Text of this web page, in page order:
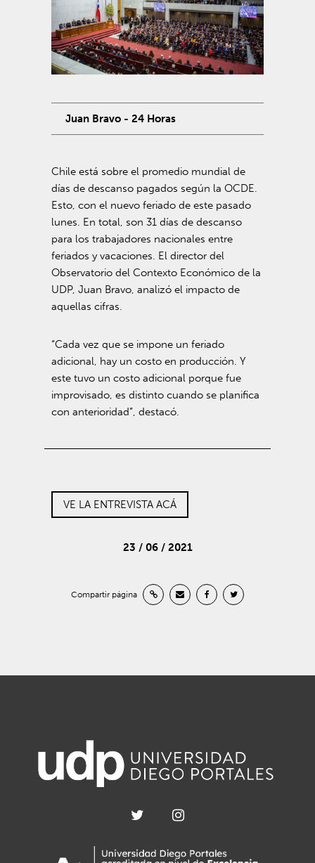
Juan Bravo - 24 Horas
Chile está sobre el promedio mundial de
días de descanso pagados según la OCDE.
Esto, con el nuevo feriado de este pasado
lunes. En total, son 31 días de descanso
para los trabajadores nacionales entre
feriados y vacaciones. El director del
Observatorio del Contexto Económico de la
UDP, Juan Bravo, analizó el impacto de
aquellas cifras.
“Cada vez que se impone un feriado
adicional, hay un costo en producción. Y
este tuvo un costo adicional porque fue
improvisado, es distinto cuando se planifica
con anterioridad”, destacó.
VE LA ENTREVISTA ACÁ
23 / 06 / 2021
Compartir página